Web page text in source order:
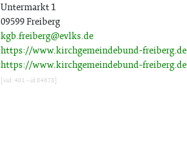
Untermarkt 1
09599 Freiberg
kgb.freiberg@evlks.de
https://www.kirchgemeindebund-freiberg.de
https://www.kirchgemeindebund-freiberg.de
[vid: 401 - id 84678]